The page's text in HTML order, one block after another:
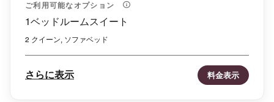
ご利用可能なオプション
1ベッドルームスイート
2 クイーン, ソファベッド
さらに表示 料金表示